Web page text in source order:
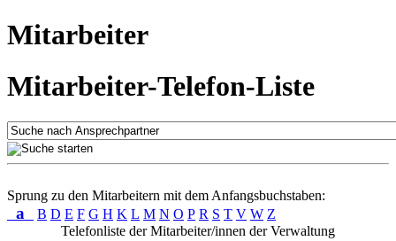
Mitarbeiter
Mitarbeiter-Telefon-Liste
Sprung zu den Mitarbeitern mit dem Anfangsbuchstaben:
a B D E F G H K L M N O P R S T V W Z
Telefonliste der Mitarbeiter/innen der Verwaltung